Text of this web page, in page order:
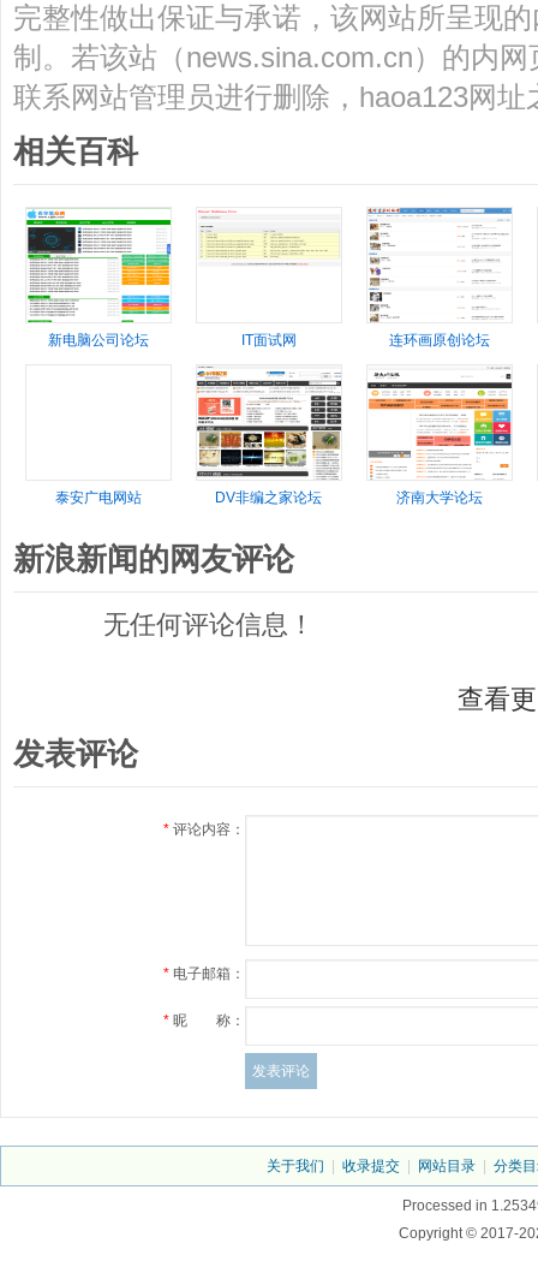
完整性做出保证与承诺，该网站所呈现
制。若该站（news.sina.com.cn）的内
联系网站管理员进行删除，haoa123网
相关百科
新电脑公司论坛 IT面试网 连环画原创论坛
泰安广电网站 DV非编之家论坛 济南大学论坛
新浪新闻的网友评论
无任何评论信息！
查看
发表评论
* 评论内容：
* 电子邮箱：
* 昵 称：
关于我们 收录提交 网站目录 分类
Processed in
Copyright © 2017-